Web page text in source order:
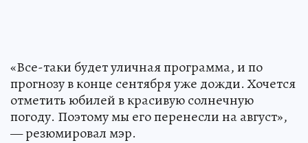
«Все-таки будет уличная программа, и по
прогнозу в конце сентября уже дожди. Хочется
отметить юбилей в красивую солнечную
погоду. Поэтому мы его перенесли на август»,
— резюмировал мэр.